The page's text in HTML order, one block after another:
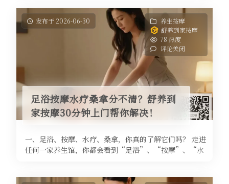
发布于 2026-06-30
养生按摩
舒养到家按摩
78 热度
评论关闭
足浴按摩水疗桑拿分不清？舒养到
家按摩30分钟上门帮你解决！
一、足浴、按摩、水疗、桑拿，你真的了解它们吗？ 走进
任何一家养生馆，你都会看到“足浴”、“按摩”、“水